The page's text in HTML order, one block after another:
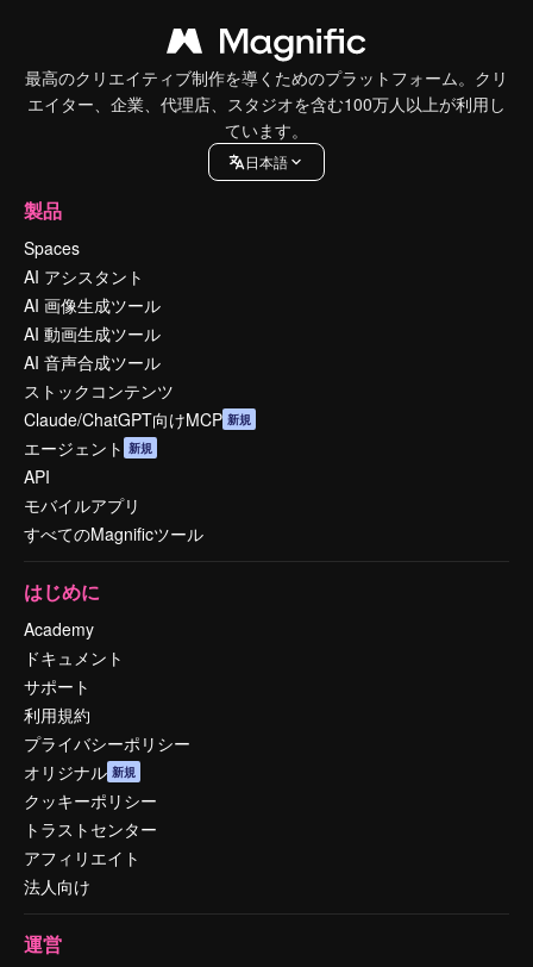
最高のクリエイティブ制作を導くためのプラットフォーム。クリ
エイター、企業、代理店、スタジオを含む100万人以上が利用し
ています。
日本語
製品
Spaces
AI アシスタント
AI 画像生成ツール
AI 動画生成ツール
AI 音声合成ツール
ストックコンテンツ
Claude/ChatGPT向けMCP 新規
エージェント 新規
API
モバイルアプリ
すべてのMagnificツール
はじめに
Academy
ドキュメント
サポート
利用規約
プライバシーポリシー
オリジナル 新規
クッキーポリシー
トラストセンター
アフィリエイト
法人向け
運営